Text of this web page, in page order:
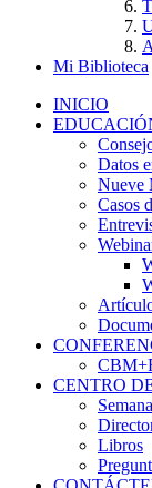
Mi Biblioteca
INICIO
Datos
Nueve
Casos
CENTRO
Libros